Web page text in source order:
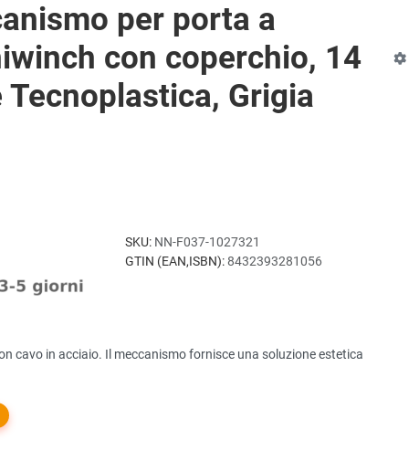
per porta a
con coperchio, 14
Tecnoplastica, Grigia
SKU: NN-F037-1027321
GTIN (EAN,ISBN):8432393281056
cavo in acciaio. Il meccanismo fornisce una soluzione estetica